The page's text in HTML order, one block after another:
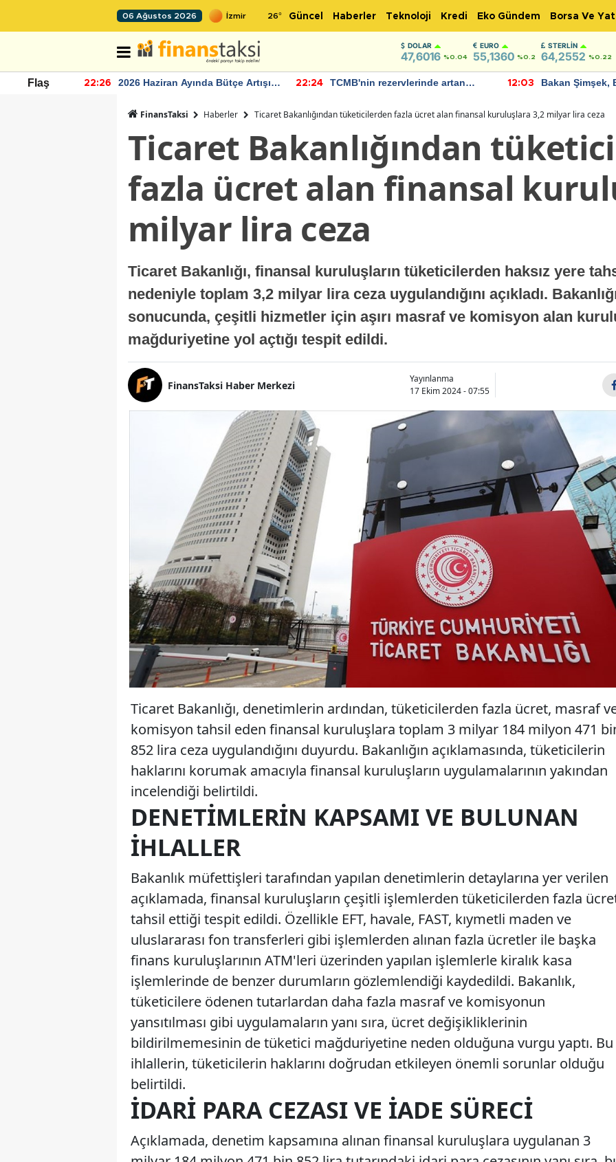
06 Ağustos 2026 26° Güncel Haberler Teknoloji Kredi Eko Gündem Borsa Ve
DOLAR
47,6016 %0.04
EURO
55,1360 %0.2
STERLIN
64,2552 %0.22
Flaş 22:26
2026 Haziran Ayında Bütçe Artışı
22:24
TCMB'nin rezervlerinde artan
12:03
Bakan Şimşek,
FinansTaksi Haberler Ticaret Bakanlığından tüketicilerden fazla ücret alan finansal kuruluşlara 3,2 milyar lira ceza
Ticaret Bakanlığından
fazla ücret alan finansal
milyar lira ceza
Ticaret Bakanlığı, finansal kuruluşların tüketicilerden haksız yere
nedeniyle toplam 3,2 milyar lira ceza uygulandığını açıkladı.
sonucunda, çeşitli hizmetler için aşırı masraf ve komisyon alan
mağduriyetine yol açtığı tespit edildi.
FinansTaksi Haber Merkezi
Yayınlanma
17 Ekim 2024 - 07:55
Ticaret Bakanlığı, denetimlerin ardından, tüketicilerden fazla ücret, masraf
komisyon tahsil eden finansal kuruluşlara toplam 3 milyar 184 milyon 471
852 lira ceza uygulandığını duyurdu. Bakanlığın açıklamasında, tüketicilerin
haklarını korumak amacıyla finansal kuruluşların uygulamalarının yakından
incelendiği belirtildi.
DENETIMLERIN KAPSAMI VE BULUNAN
İHLALLER
Bakanlık müfettişleri tarafından yapılan denetimlerin detaylarına yer verilen
açıklamada, finansal kuruluşların çeşitli işlemlerden tüketicilerden fazla
tahsil ettiği tespit edildi. Özellikle EFT, havale, FAST, kıymetli maden ve
uluslararası fon transferleri gibi işlemlerden alınan fazla ücretler ile başka
finans kuruluşlarının ATM'leri üzerinden yapılan işlemlerle kiralık kasa
işlemlerinde de benzer durumların gözlemlendiği kaydedildi. Bakanlık,
tüketicilere ödenen tutarlardan daha fazla masraf ve komisyonun
yansıtılması gibi uygulamaların yanı sıra, ücret değişikliklerinin
bildirilmemesinin de tüketici mağduriyetine neden olduğuna vurgu yaptı. Bu
ihlallerin, tüketicilerin haklarını doğrudan etkileyen önemli sorunlar olduğu
belirtildi.
İDARI PARA CEZASI VE İADE SÜRECI
Açıklamada, denetim kapsamına alınan finansal kuruluşlara uygulanan 3